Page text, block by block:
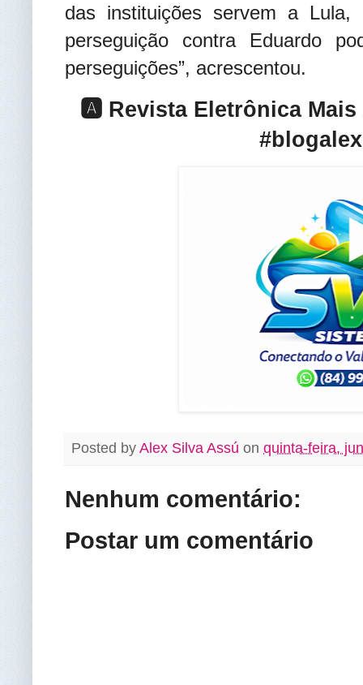
das instituições servem a
perseguição contra Eduardo
perseguições”, acrescentou.
🅰️ Revista Eletrônica
Posted by Alex Silva Assú on quinta-feira,
Nenhum comentário:
Postar um comentário